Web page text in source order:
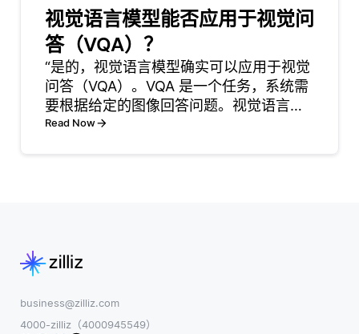
将它们存储在矢
量数据库或其他
存储系统中。这
允许在需要时快
速检索嵌入。一
旦嵌入被预先计
算，它们就可以
语言处理等领
域。数据增强涉
数据的变体，以
提高模型的鲁棒
性和泛化能力。
视觉语言模型能否应用于视觉问
答（VQA）？
“是的，视觉语言模型确实可以应用于视觉
问答（VQA）。VQA 是一个任务，系统需
要根据给定的图像回答问题。视觉语言模
型结合了视觉信息和文本数据，使得它们
Read Now
business@zilliz.com
4000-zilliz（4000945549）